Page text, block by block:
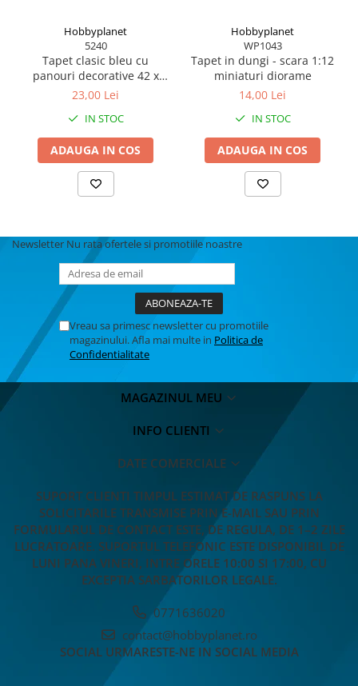
Hobbyplanet
5240
Tapet clasic bleu cu
panouri decorative 42 x
59,4 cm, miniatura pentru
23,00 Lei
IN STOC
ADAUGA IN COS
Hobbyplanet
WP1043
Tapet in dungi - scara 1:12
miniaturi diorame
14,00 Lei
IN STOC
ADAUGA IN COS
Newsletter Nu rata ofertele si promotiile noastre
Vreau sa primesc newsletter cu promotiile
magazinului. Afla mai multe in Politica de
Confidentialitate
MAGAZINUL MEU
INFO CLIENTI
DATE COMERCIALE
SUPORT CLIENTI TIMPUL ESTIMAT DE RASPUNS LA
SOLICITARILE TRANSMISE PRIN E-MAIL SAU PRIN
FORMULARUL DE CONTACT ESTE, DE REGULA, DE 1–2 ZILE
LUCRATOARE. SUPORTUL TELEFONIC ESTE DISPONIBIL DE
LUNI PANA VINERI, INTRE ORELE 10:00 SI 17:00, CU
EXCEPTIA SARBATORILOR LEGALE.
0771636020
contact@hobbyplanet.ro
SOCIAL URMARESTE-NE IN SOCIAL MEDIA